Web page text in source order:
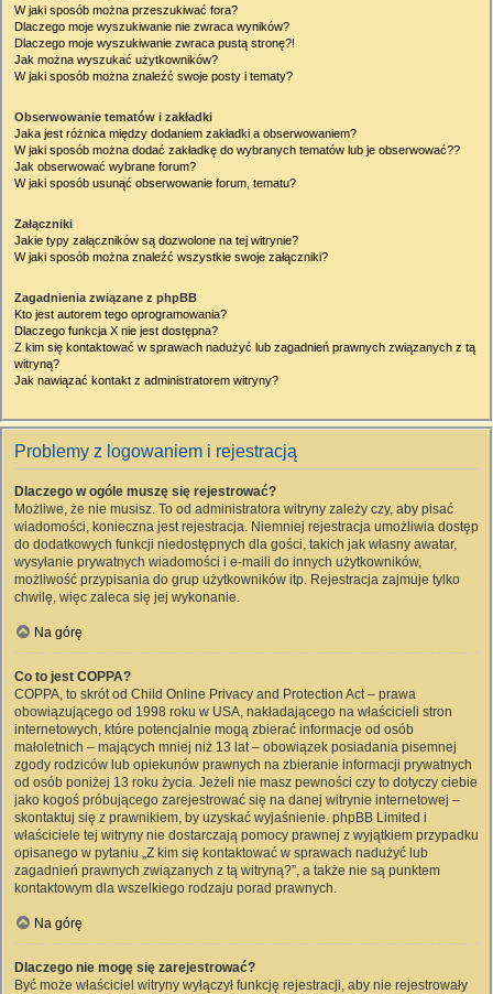
W jaki sposób można przeszukiwać fora?
Dlaczego moje wyszukiwanie nie zwraca wyników?
Dlaczego moje wyszukiwanie zwraca pustą stronę?!
Jak można wyszukać użytkowników?
W jaki sposób można znaleźć swoje posty i tematy?
Obserwowanie tematów i zakładki
Jaka jest różnica między dodaniem zakładki a obserwowaniem?
W jaki sposób można dodać zakładkę do wybranych tematów lub je obserwować??
Jak obserwować wybrane forum?
W jaki sposób usunąć obserwowanie forum, tematu?
Załączniki
Jakie typy załączników są dozwolone na tej witrynie?
W jaki sposób można znaleźć wszystkie swoje załączniki?
Zagadnienia związane z phpBB
Kto jest autorem tego oprogramowania?
Dlaczego funkcja X nie jest dostępna?
Z kim się kontaktować w sprawach nadużyć lub zagadnień prawnych związanych z tą
witryną?
Jak nawiązać kontakt z administratorem witryny?
Problemy z logowaniem i rejestracją
Dlaczego w ogóle muszę się rejestrować?
Możliwe, że nie musisz. To od administratora witryny zależy czy, aby pisać
wiadomości, konieczna jest rejestracja. Niemniej rejestracja umożliwia dostęp
do dodatkowych funkcji niedostępnych dla gości, takich jak własny awatar,
wysyłanie prywatnych wiadomości i e-maili do innych użytkowników,
możliwość przypisania do grup użytkowników itp. Rejestracja zajmuje tylko
chwilę, więc zaleca się jej wykonanie.
Na górę
Co to jest COPPA?
COPPA, to skrót od Child Online Privacy and Protection Act – prawa
obowiązującego od 1998 roku w USA, nakładającego na właścicieli stron
internetowych, które potencjalnie mogą zbierać informacje od osób
małoletnich – mających mniej niż 13 lat – obowiązek posiadania pisemnej
zgody rodziców lub opiekunów prawnych na zbieranie informacji prywatnych
od osób poniżej 13 roku życia. Jeżeli nie masz pewności czy to dotyczy ciebie
jako kogoś próbującego zarejestrować się na danej witrynie internetowej –
skontaktuj się z prawnikiem, by uzyskać wyjaśnienie. phpBB Limited i
właściciele tej witryny nie dostarczają pomocy prawnej z wyjątkiem przypadku
opisanego w pytaniu „Z kim się kontaktować w sprawach nadużyć lub
zagadnień prawnych związanych z tą witryną?”, a także nie są punktem
kontaktowym dla wszelkiego rodzaju porad prawnych.
Na górę
Dlaczego nie mogę się zarejestrować?
Być może właściciel witryny wyłączył funkcję rejestracji, aby nie rejestrowały